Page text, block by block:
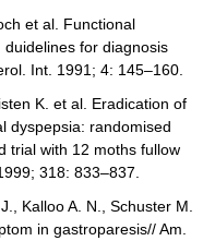
et al. Functional
duidelines for diagnosis
Int. 1991; 4: 145–160.
K. et al. Eradication of
dyspepsia: randomised
trial with 12 moths fullow
318: 833–837.
Kalloo A. N., Schuster M.
in gastroparesis// Am.